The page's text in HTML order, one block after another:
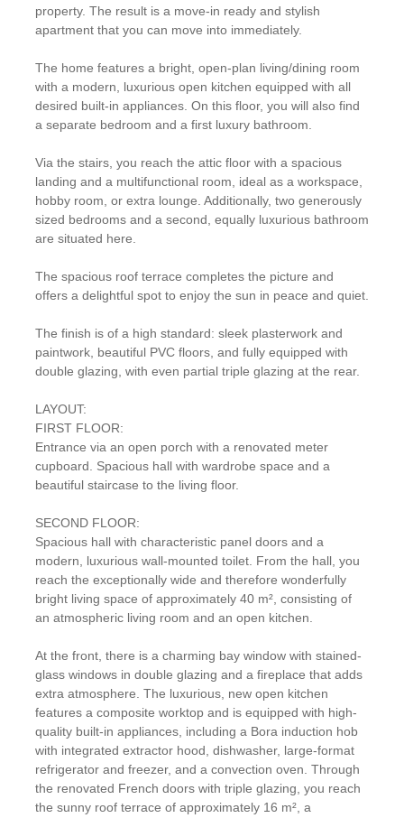
property. The result is a move-in ready and stylish
apartment that you can move into immediately.
The home features a bright, open-plan living/dining room
with a modern, luxurious open kitchen equipped with all
desired built-in appliances. On this floor, you will also find
a separate bedroom and a first luxury bathroom.
Via the stairs, you reach the attic floor with a spacious
landing and a multifunctional room, ideal as a workspace,
hobby room, or extra lounge. Additionally, two generously
sized bedrooms and a second, equally luxurious bathroom
are situated here.
The spacious roof terrace completes the picture and
offers a delightful spot to enjoy the sun in peace and quiet.
The finish is of a high standard: sleek plasterwork and
paintwork, beautiful PVC floors, and fully equipped with
double glazing, with even partial triple glazing at the rear.
LAYOUT:
FIRST FLOOR:
Entrance via an open porch with a renovated meter
cupboard. Spacious hall with wardrobe space and a
beautiful staircase to the living floor.
SECOND FLOOR:
Spacious hall with characteristic panel doors and a
modern, luxurious wall-mounted toilet. From the hall, you
reach the exceptionally wide and therefore wonderfully
bright living space of approximately 40 m², consisting of
an atmospheric living room and an open kitchen.
At the front, there is a charming bay window with stained-
glass windows in double glazing and a fireplace that adds
extra atmosphere. The luxurious, new open kitchen
features a composite worktop and is equipped with high-
quality built-in appliances, including a Bora induction hob
with integrated extractor hood, dishwasher, large-format
refrigerator and freezer, and a convection oven. Through
the renovated French doors with triple glazing, you reach
the sunny roof terrace of approximately 16 m², a